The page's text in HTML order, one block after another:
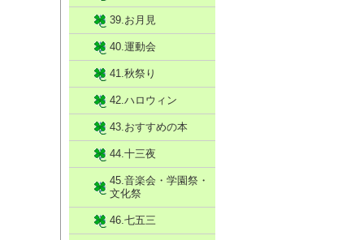
39.お月見
40.運動会
41.秋祭り
42.ハロウィン
43.おすすめの本
44.十三夜
45.音楽会・学園祭・
文化祭
46.七五三